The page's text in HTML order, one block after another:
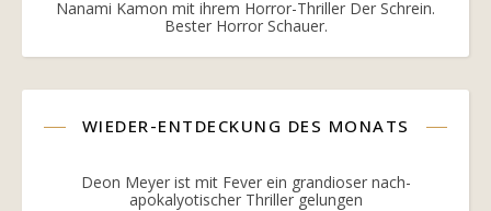
Nanami Kamon mit ihrem Horror-Thriller Der Schrein.
Bester Horror Schauer.
WIEDER-ENTDECKUNG DES MONATS
Deon Meyer ist mit Fever ein grandioser nach-
apokalyotischer Thriller gelungen